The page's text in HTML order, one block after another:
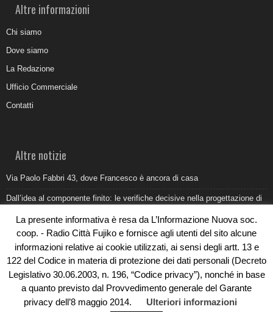
Altre informazioni
Chi siamo
Dove siamo
La Redazione
Ufficio Commerciale
Contatti
Altre notizie
Via Paolo Fabbri 43, dove Francesco è ancora di casa
Dall’idea al componente finito: le verifiche decisive nella progettazione di
Belvedere Marittimo e il report ARPACAL 2026 sulla qualità del mare
Come organizzare e allestire una camera ardente per l’ultimo saluto
Umidità di risalita in casa, come riconoscere i segnali veri
La presente informativa è resa da L’Informazione Nuova soc.
coop. - Radio Città Fujiko e fornisce agli utenti del sito alcune
informazioni relative ai cookie utilizzati, ai sensi degli artt. 13 e
122 del Codice in materia di protezione dei dati personali (Decreto
Legislativo 30.06.2003, n. 196, “Codice privacy”), nonché in base
a quanto previsto dal Provvedimento generale del Garante
privacy dell’8 maggio 2014.
Ulteriori informazioni